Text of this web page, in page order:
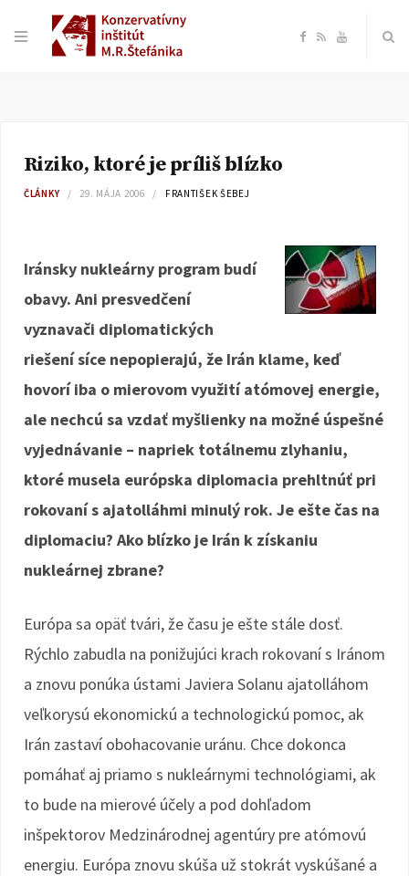
F
o
o
R Y
b
e
Riziko, ktoré je príliš blízko
ČLÁNKY 29. MÁJA 2006 FRANTIŠEK ŠEBEJ
Iránsky nukleárny program budí
obavy. Ani presvedčení
vyznavači diplomatických
riešení síce nepopierajú, že Irán klame, keď
hovorí iba o mierovom využití atómovej energie,
ale nechcú sa vzdať myšlienky na možné úspešné
vyjednávanie – napriek totálnemu zlyhaniu,
ktoré musela európska diplomacia prehltnúť pri
rokovaní s ajatolláhmi minulý rok. Je ešte čas na
diplomaciu? Ako blízko je Irán k získaniu
nukleárnej zbrane?
Európa sa opäť tvári, že času je ešte stále dosť.
Rýchlo zabudla na ponižujúci krach rokovaní s Iránom
a znovu ponúka ústami Javiera Solanu ajatolláhom
veľkorysú ekonomickú a technologickú pomoc, ak
Irán zastaví obohacovanie uránu. Chce dokonca
pomáhať aj priamo s nukleárnymi technológiami, ak
to bude na mierové účely a pod dohľadom
inšpektorov Medzinárodnej agentúry pre atómovú
energiu. Európa znovu skúša už stokrát vyskúšané a